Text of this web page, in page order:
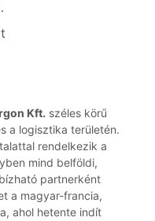
Kft. széles körű
a logisztika területén.
rendelkezik a
mind belföldi,
partnerként
a magyar-francia,
ahol hetente indít